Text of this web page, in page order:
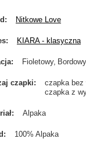
Nitkowe Love
KIARA - klasyczna
Fioletowy Bordowy
czapki czapka bez
czapka z
Alpaka
100% Alpaka